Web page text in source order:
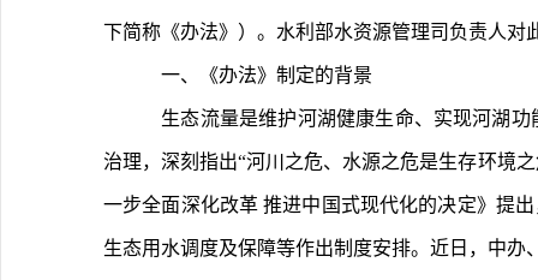
下简称《办法》）。水利部水资源管理司负责人对
	一、《办法》制定的背景
治理，深刻指出“河川之危、水源之危是生存环境
一步全面深化改革 推进中国式现代化的决定》提
生态用水调度及保障等作出制度安排。近日，中